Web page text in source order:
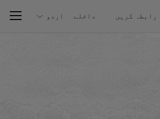
رابطہ کریں داخلے اردو